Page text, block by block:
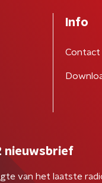
Info
Contact
nieuwsbrief
van het laatste